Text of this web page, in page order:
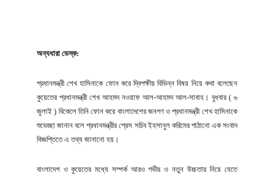
অন্যধারা ডেস্ক:
প্রধানমন্ত্রী শেখ হাসিনাকে ফোন করে দ্বিপক্ষীয় বিভিন্ন বিষয় নিয়ে কথা বলেছেন
কুয়েতের প্রধানমন্ত্রী শেখ আহমদ নওয়াফ আল-আহমদ আল-সাবাহ। বুধবার ( ৬
জুলাই ) বিকেলে তিনি ফোন করে বাংলাদেশের জনগণ ও প্রধানমন্ত্রী শেখ হাসিনাকে
শুভেচ্ছা জানান বলে প্রধানমন্ত্রীর প্রেস সচিব ইহসানুল করিমের পাঠানো এক সংবাদ
বিজ্ঞপ্তিতে এ তথ্য জানানো হয়।
বাংলাদেশ ও কুয়েতের মধ্যে সম্পর্ক আরও গভীর ও নতুন উচ্চতায় নিয়ে যেতে